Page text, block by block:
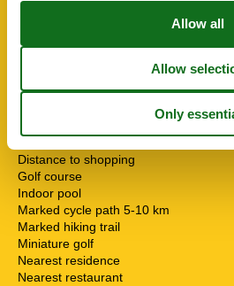
Pets Yes
Afs. to nearest water / bathing
Distance to shopping
Golf course
Indoor pool
Marked cycle path 5-10 km
Marked hiking trail
Miniature golf
Nearest residence
Nearest restaurant